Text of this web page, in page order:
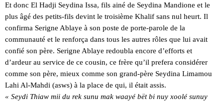
Et donc El Hadji Seydina Issa, fils ainé de Seydina Mandione et le
plus âgé des petits-fils devint le troisième Khalif sans nul heurt. Il
confirma Serigne Ablaye à son poste de porte-parole de la
communauté et le renforça dans tous les autres rôles que lui avait
confié son père. Serigne Ablaye redoubla encore d’efforts et
d’ardeur au service de ce cousin, ce frère qu’il prefera considérer
comme son père, mieux comme son grand-père Seydina Limamou
Lahi Al-Mahdi (asws) à la place de qui, il était assis.
« Seydi Thiaw mii du rek sunu mak waayé bët bi nuy xoolé sunuy